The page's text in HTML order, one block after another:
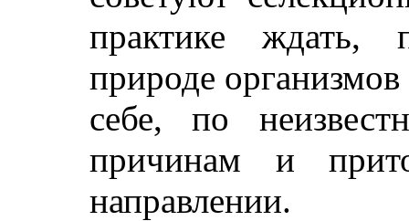
практике ждать,
природе
себе, по
причинам и
направлении.